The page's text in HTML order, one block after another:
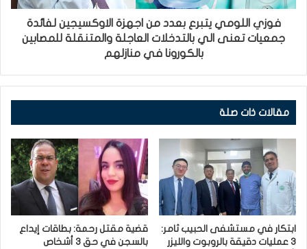
فوزي اللومي يتبرع بعدد من اجهزة الاوكسيجين لفائدة
جمعيات تعنى الي بالتدخلات العاجلة والمتنقلة للمصابين
بالكورونا في منازلهم
مقالات ذات صلة
ابتكار في مستشفى الحبيب ثامر:
3 عمليات دقيقة بالروبوت والليزر
قضية مقتل رحمة: بطاقات إيداع
بالسجن في حق 3 أشخاص